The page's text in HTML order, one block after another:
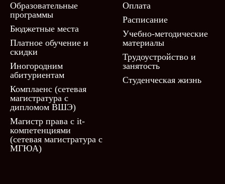
Образовательные
программы
Бюджетные места
Платное обучение и
скидки
Иногородним
абитуриентам
Комплаенс (сетевая
магистратура с
дипломом ВШЭ)
Магистр права с it-
компетенциями
(сетевая магистратура с
МГЮА)
Оплата
Расписание
Учебно-методические
материалы
Трудоустройство и
занятость
Студенческая жизнь